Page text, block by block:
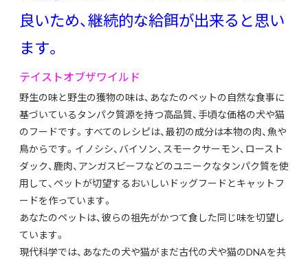
良いため、継続的な給餌が出来ると思い
ます。
テイストオブザワイルド
野生の味と野生の獲物の味は、あなたのペットの自然な食事に
基づいているタンパク質源を持つ高品質、手頃な価格の犬や猫
のフードです。すべてのレシピは、最初の成分は本物の肉、魚や
鳥からです。イノシシ、バイソン、スモークサーモン、ロースト
ダック、鹿肉、アンガスビーフなどのユニークなタンパク質を使
用して、ペットが切望するおいしいドッグフードとキャットフ
ードを作っています。
あなたのペットは、彼らの祖先がかつて食した同じ味を切望し
ています。
現代科学では、あなたの犬や猫がまだ古代の犬や猫のDNAを共